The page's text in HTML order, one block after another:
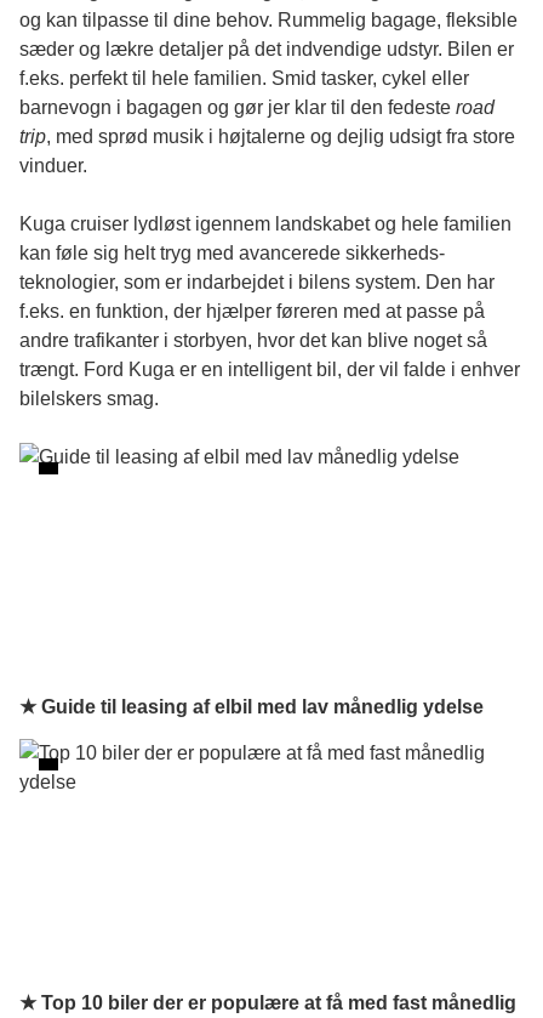
og kan tilpasse til dine behov. Rummelig bagage, fleksible
sæder og lækre detaljer på det indvendige udstyr. Bilen er
f.eks. perfekt til hele familien. Smid tasker, cykel eller
barnevogn i bagagen og gør jer klar til den fedeste road
trip, med sprød musik i højtalerne og dejlig udsigt fra store
vinduer.
Kuga cruiser lydløst igennem landskabet og hele familien
kan føle sig helt tryg med avancerede sikkerheds-
teknologier, som er indarbejdet i bilens system. Den har
f.eks. en funktion, der hjælper føreren med at passe på
andre trafikanter i storbyen, hvor det kan blive noget så
trængt. Ford Kuga er en intelligent bil, der vil falde i enhver
bilelskers smag.
★ Guide til leasing af elbil med lav månedlig ydelse
★ Top 10 biler der er populære at få med fast månedlig